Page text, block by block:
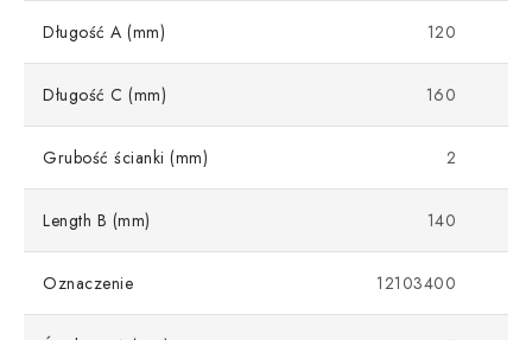
Długość A (mm) 120
Długość C (mm) 160
Grubość ścianki (mm) 2
Length B (mm) 140
Oznaczenie 12103400